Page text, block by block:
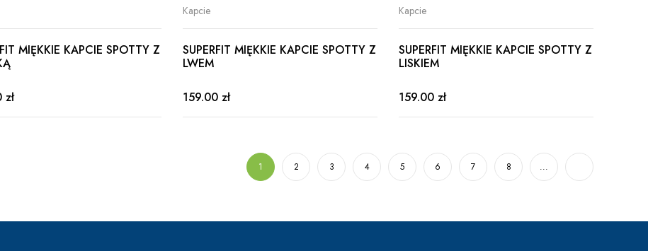
MIĘKKIE KAPCIE SPOTTY Z
zł
Kapcie
SUPERFIT MIĘKKIE KAPCIE SPOTTY Z
LWEM
159.00 zł
Kapcie
SUPERFIT MIĘKKIE KAPCIE SPOTTY Z
LISKIEM
159.00 zł
1 2 3 4 5 6 7 8 ...